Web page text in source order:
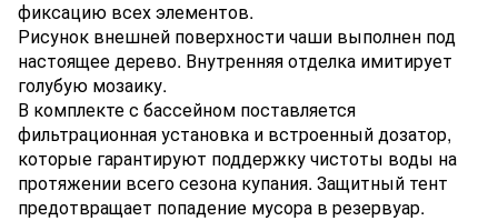
фиксацию всех элементов.
Рисунок внешней поверхности чаши выполнен под
настоящее дерево. Внутренняя отделка имитирует
голубую мозаику.
В комплекте с бассейном поставляется
фильтрационная установка и встроенный дозатор,
которые гарантируют поддержку чистоты воды на
протяжении всего сезона купания. Защитный тент
предотвращает попадение мусора в резервуар.